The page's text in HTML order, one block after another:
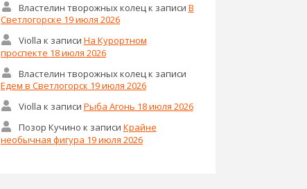
Властелин творожных колец к записи В
Светлогорске 19 июля 2026
Violla к записи На Курортном
проспекте 18 июля 2026
Властелин творожных колец к записи
Едем в Светлогорск 19 июля 2026
Violla к записи Рыба Агонь 18 июля 2026
Позор Кучино к записи Крайне
необычная фигура 19 июля 2026